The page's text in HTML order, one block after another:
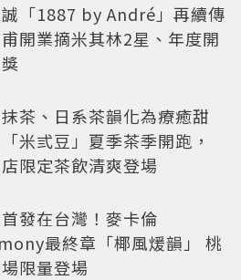
「1887 by André」再續傳
開業摘米其林2星、年度開
茶、日系茶韻化為療癒甜
米弎豆」夏季茶季開跑，
限定茶飲清爽登場
發在台灣！麥卡倫
最終章「椰風煖韻」 桃
限量登場